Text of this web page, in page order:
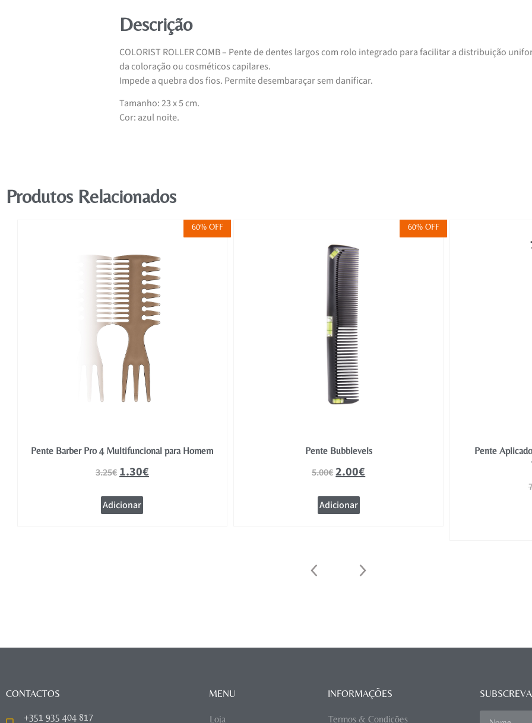
Descrição
COLORIST ROLLER COMB – Pente de dentes largos com rolo integrado para facilitar a distribuição
da coloração ou cosméticos capilares.
Impede a quebra dos fios. Permite desembaraçar sem danificar.
Tamanho: 23 x 5 cm.
Cor: azul noite.
Produtos Relacionados
60% OFF
Pente Barber Pro 4 Multifuncional para Homem
3.25€ 1.30€
Adicionar
60% OFF
Pente Bubblevels
5.00€2.00€
Adicionar
Pente
CONTACTOS
+351 935 404 817
MENU
Loja
INFORMAÇÕES
Termos & Condições